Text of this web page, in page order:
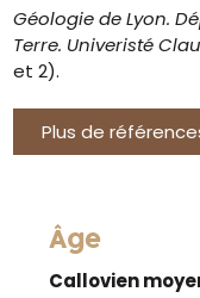
Géologie de Lyon.
Terre. Univeristé
et 2).
Plus de
Âge
Callovien